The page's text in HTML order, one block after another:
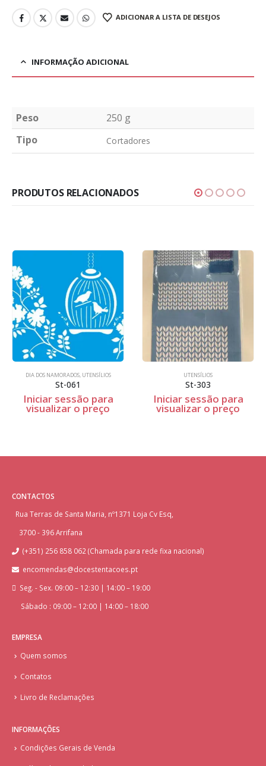
ADICIONAR A LISTA DE DESEJOS
INFORMAÇÃO ADICIONAL
Peso
250 g
Tipo
Cortadores
PRODUTOS RELACIONADOS
DIA DOS NAMORADOS, UTENSÍLIOS
St-061
Iniciar sessão para
visualizar o preço
UTENSÍLIOS
St-303
Iniciar sessão para
visualizar o preço
CONTACTOS
Rua Terras de Santa Maria, nº1371 Loja Cv Esq,
3700 - 396 Arrifana
(+351) 256 858 062 (Chamada para rede fixa nacional)
encomendas@docestentacoes.pt
Seg. - Sex. 09:00 – 12:30 | 14:00 – 19:00
Sábado : 09:00 – 12:00 | 14:00 – 18:00
EMPRESA
Quem somos
Contatos
Livro de Reclamações
INFORMAÇÕES
Condições Gerais de Venda